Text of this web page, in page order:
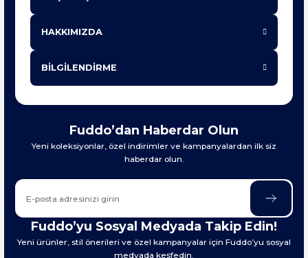
HAKKIMIZDA
BİLGİLENDİRME
Fuddo’dan Haberdar Olun
Yeni koleksiyonlar, özel indirimler ve kampanyalardan ilk siz
haberdar olun.
Fuddo’yu Sosyal Medyada Takip Edin!
Yeni ürünler, stil önerileri ve özel kampanyalar için Fuddo’yu sosyal
medyada keşfedin.